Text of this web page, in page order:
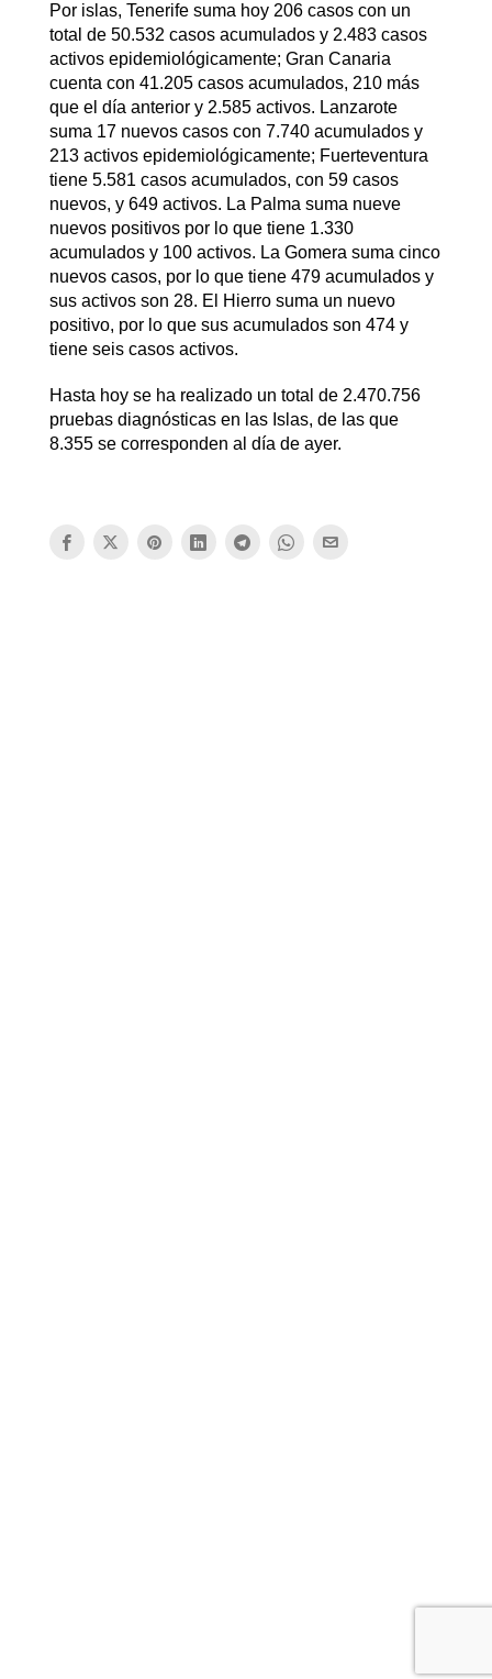
Por islas, Tenerife suma hoy 206 casos con un
total de 50.532 casos acumulados y 2.483 casos
activos epidemiológicamente; Gran Canaria
cuenta con 41.205 casos acumulados, 210 más
que el día anterior y 2.585 activos. Lanzarote
suma 17 nuevos casos con 7.740 acumulados y
213 activos epidemiológicamente; Fuerteventura
tiene 5.581 casos acumulados, con 59 casos
nuevos, y 649 activos. La Palma suma nueve
nuevos positivos por lo que tiene 1.330
acumulados y 100 activos. La Gomera suma cinco
nuevos casos, por lo que tiene 479 acumulados y
sus activos son 28. El Hierro suma un nuevo
positivo, por lo que sus acumulados son 474 y
tiene seis casos activos.
Hasta hoy se ha realizado un total de 2.470.756
pruebas diagnósticas en las Islas, de las que
8.355 se corresponden al día de ayer.